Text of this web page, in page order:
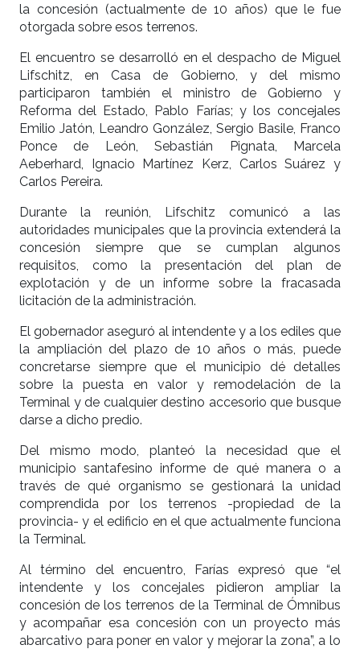
la concesión (actualmente de 10 años) que le fue
otorgada sobre esos terrenos.
El encuentro se desarrolló en el despacho de Miguel
Lifschitz, en Casa de Gobierno, y del mismo
participaron también el ministro de Gobierno y
Reforma del Estado, Pablo Farías; y los concejales
Emilio Jatón, Leandro González, Sergio Basile, Franco
Ponce de León, Sebastián Pignata, Marcela
Aeberhard, Ignacio Martínez Kerz, Carlos Suárez y
Carlos Pereira.
Durante la reunión, Lifschitz comunicó a las
autoridades municipales que la provincia extenderá la
concesión siempre que se cumplan algunos
requisitos, como la presentación del plan de
explotación y de un informe sobre la fracasada
licitación de la administración.
El gobernador aseguró al intendente y a los ediles que
la ampliación del plazo de 10 años o más, puede
concretarse siempre que el municipio dé detalles
sobre la puesta en valor y remodelación de la
Terminal y de cualquier destino accesorio que busque
darse a dicho predio.
Del mismo modo, planteó la necesidad que el
municipio santafesino informe de qué manera o a
través de qué organismo se gestionará la unidad
comprendida por los terrenos -propiedad de la
provincia- y el edificio en el que actualmente funciona
la Terminal.
Al término del encuentro, Farías expresó que “el
intendente y los concejales pidieron ampliar la
concesión de los terrenos de la Terminal de Ómnibus
y acompañar esa concesión con un proyecto más
abarcativo para poner en valor y mejorar la zona”, a lo